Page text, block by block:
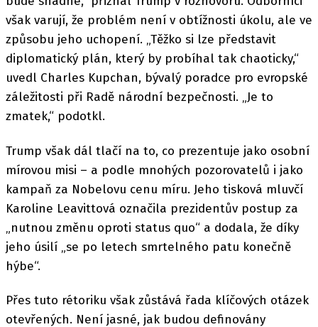
však varují, že problém není v obtížnosti úkolu, ale ve
způsobu jeho uchopení. „Těžko si lze představit
diplomatický plán, který by probíhal tak chaoticky,“
uvedl Charles Kupchan, bývalý poradce pro evropské
záležitosti při Radě národní bezpečnosti. „Je to
zmatek,“ podotkl.
Trump však dál tlačí na to, co prezentuje jako osobní
mírovou misi – a podle mnohých pozorovatelů i jako
kampaň za Nobelovu cenu míru. Jeho tisková mluvčí
Karoline Leavittová označila prezidentův postup za
„nutnou změnu oproti status quo“ a dodala, že díky
jeho úsilí „se po letech smrtelného patu konečně
hýbe“.
Přes tuto rétoriku však zůstává řada klíčových otázek
otevřených. Není jasné, jak budou definovány